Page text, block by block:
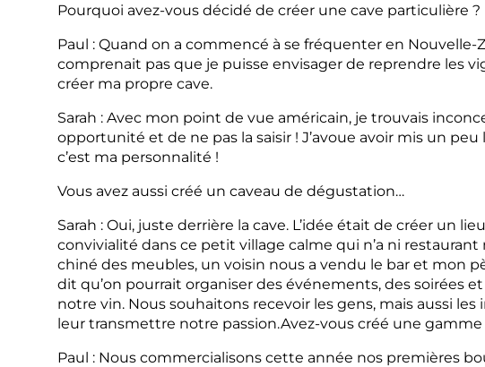
Pourquoi avez-vous décidé de créer une cave particulière ?
Paul : Quand on a commencé à se fréquenter en Nouvelle-
comprenait pas que je puisse envisager de reprendre les
créer ma propre cave.
Sarah : Avec mon point de vue américain, je trouvais
opportunité et de ne pas la saisir ! J’avoue avoir mis un peu
c’est ma personnalité !
Vous avez aussi créé un caveau de dégustation…
Sarah : Oui, juste derrière la cave. L’idée était de créer un
convivialité dans ce petit village calme qui n’a ni restaurant
chiné des meubles, un voisin nous a vendu le bar et mon
dit qu’on pourrait organiser des événements, des soirées
notre vin. Nous souhaitons recevoir les gens, mais aussi
leur transmettre notre passion.Avez-vous créé une gamme
Paul : Nous commercialisons cette année nos premières